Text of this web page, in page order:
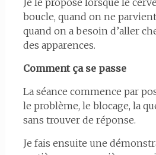
Je le propose lorsque le
boucle, quand on ne
quand on a besoin d’aller
des apparences.
Comment ça se passe
La séance commence par
le problème, le blocage, la
sans trouver de réponse.
Je fais ensuite une